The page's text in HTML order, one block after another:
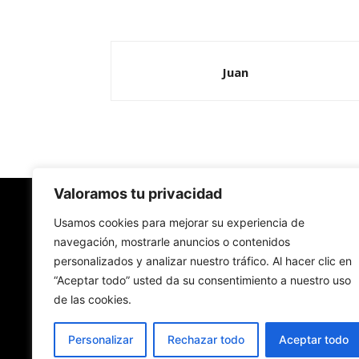
Valoramos tu privacidad
Usamos cookies para mejorar su experiencia de
navegación, mostrarle anuncios o contenidos
personalizados y analizar nuestro tráfico. Al hacer clic en
“Aceptar todo” usted da su consentimiento a nuestro uso
de las cookies.
Personalizar Rechazar todo Aceptar todo
Juan
Redes Cristianas
Una mirada alternativa sobre la Iglesia católica
- Colectivos de Redes Cristianas